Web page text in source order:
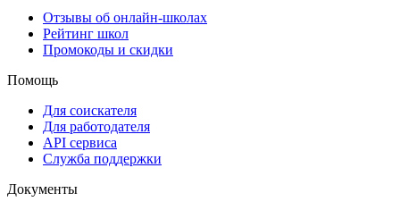
Отзывы об онлайн-школах
Рейтинг школ
Промокоды и скидки
Помощь
Для соискателя
Для работодателя
API сервиса
Служба поддержки
Документы